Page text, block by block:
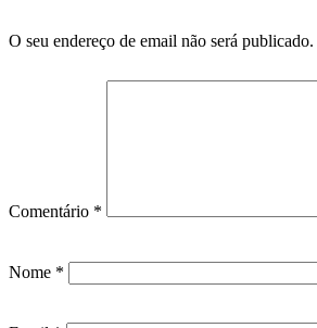
O seu endereço de email não será publicado.
Comentário *
Nome *